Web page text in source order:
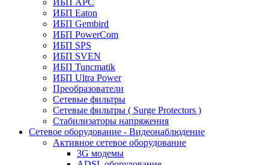
ИБП APC
ИБП Eaton
ИБП Gembird
ИБП PowerCom
ИБП SPS
ИБП SVEN
ИБП Tuncmatik
ИБП Ultra Power
Преобразователи
Сетевые фильтры
Сетевые фильтры ( Surge Protectors )
Стабилизаторы напряжения
Сетевое оборудование - Видеонаблюдение
Активное сетевое оборудование
3G модемы